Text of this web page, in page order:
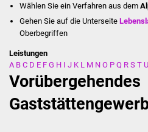
Wählen Sie ein Verfahren aus dem
Gehen Sie auf die Unterseite
Oberbegriffen
Leistungen
A B C D E F G H I J K L M N O P Q R S T U
Vorübergehendes